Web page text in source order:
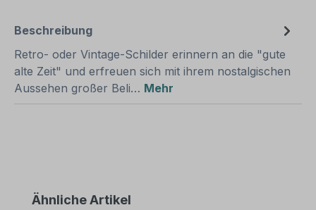
Beschreibung
Retro- oder Vintage-Schilder erinnern an die "gute
alte Zeit" und erfreuen sich mit ihrem nostalgischen
Aussehen großer Beli… Mehr
Produktgalerie überspringen
Ähnliche Artikel